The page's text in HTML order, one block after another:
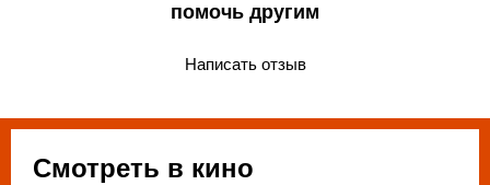
помочь другим
Написать отзыв
Смотреть в кино